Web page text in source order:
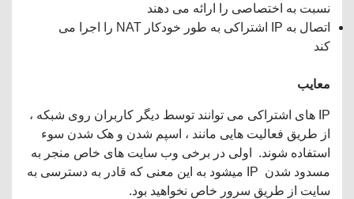
نسبت به اختصاصی را ارائه می دهند
اتصال به IP اشتراکی به طور خودکار NAT را اجرا می
کند
معایب
IP های اشتراکی می توانند توسط دیگر کاربران روی شبکه ،
از طریق فعالیت هایی مانند ، اسپم شدن و هک شدن سوء
استفاده شوند. اولی در برخی وب سایت های خاص منجر به
مسدود شدن IP میشود به این معنی که قادر به دسترسی به
سایت از طریق سرور خاص نخواهید بود.